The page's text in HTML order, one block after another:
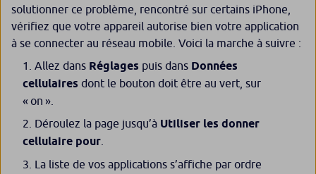
solutionner ce problème, rencontré sur certains iPhone,
vérifiez que votre appareil autorise bien votre application
à se connecter au réseau mobile. Voici la marche à suivre :
Allez dans Réglages puis dans Données
cellulaires dont le bouton doit être au vert, sur
« on ».
Déroulez la page jusqu’à Utiliser les donner
cellulaire pour
La liste de vos applications s’affiche par ordre